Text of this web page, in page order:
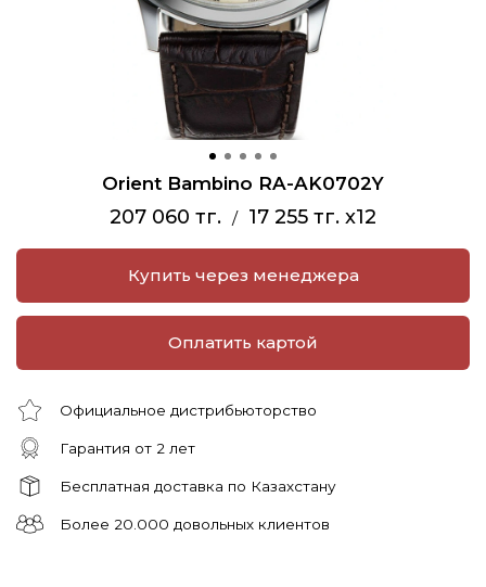
Orient Bambino RA-AK0702Y
207 060 тг. / 17 255 тг. x12
Купить через менеджера
Оплатить картой
Официальное дистрибьюторство
Гарантия от 2 лет
Бесплатная доставка по Казахстану
Более 20.000 довольных клиентов